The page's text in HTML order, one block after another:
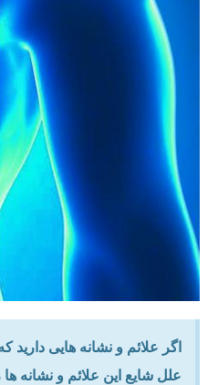
اگر علائم و نشانه هایی دارید
علل شایع این علائم و نشانه